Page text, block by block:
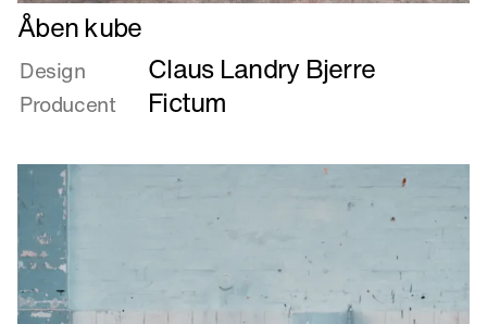
Læs
mere
om
Åben
kube
Åben kube
Design Claus Landry Bjerre
Producent Fictum